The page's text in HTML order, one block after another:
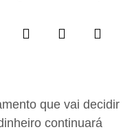
que vai decidir
continuará